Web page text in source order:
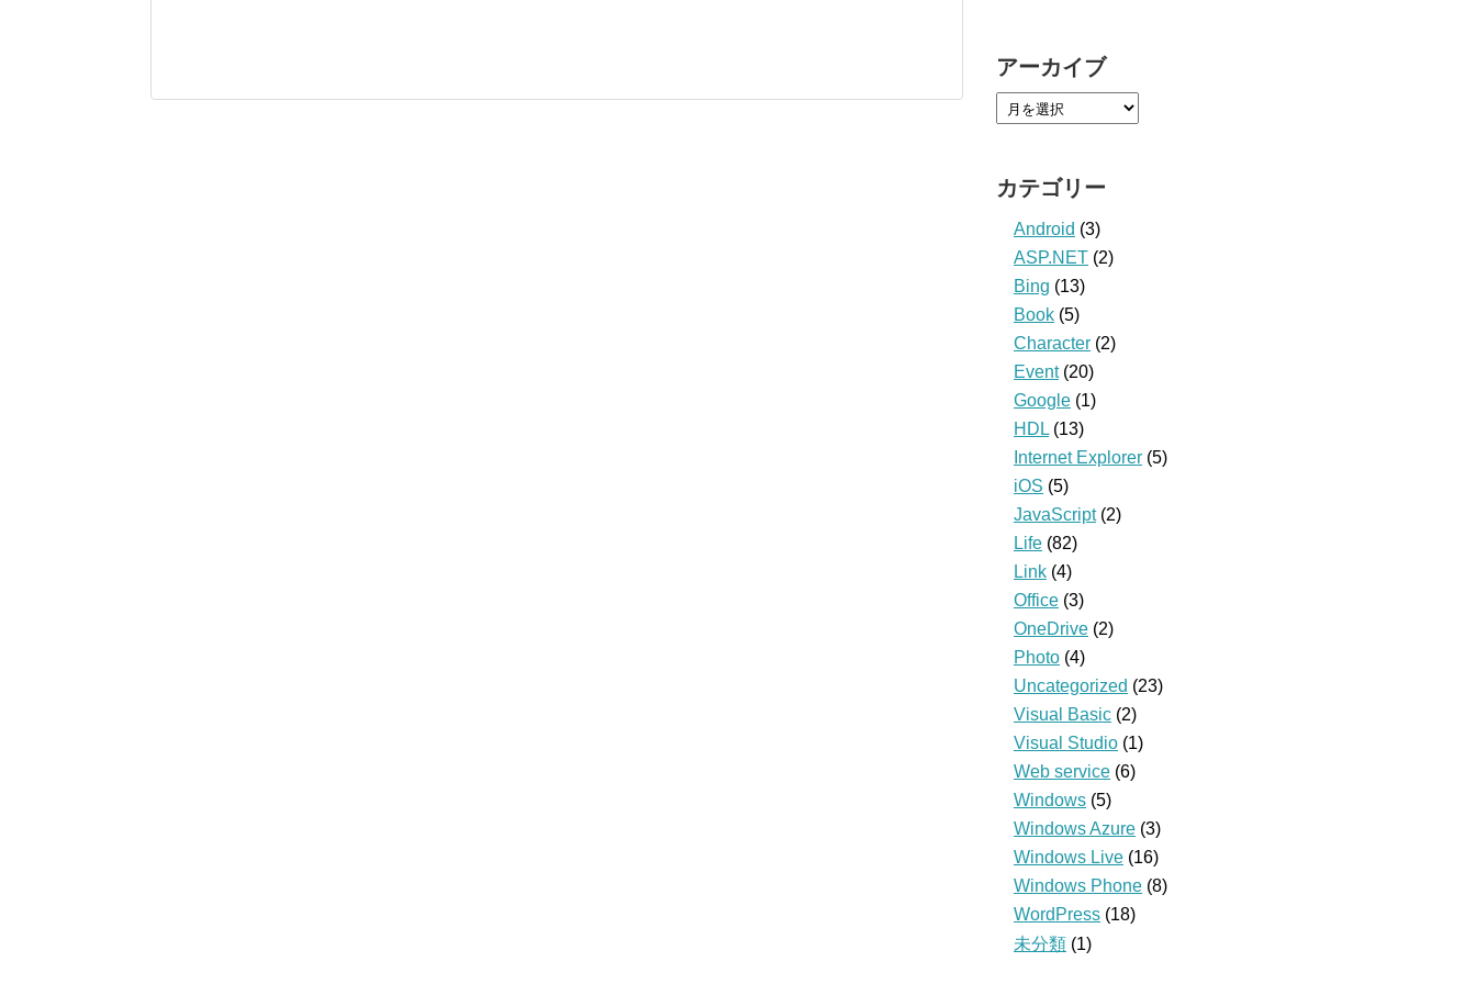
アーカイブ
カテゴリー
Android (3)
ASP.NET (2)
Bing (13)
Book (5)
Character (2)
Event(20)
Google (1)
HDL (13)
Internet Explorer (5)
iOS (5)
JavaScript(2)
Life (82)
Link (4)
Office (3)
OneDrive (2)
Photo (4)
Uncategorized (23)
Visual Basic (2)
Visual Studio (1)
Web service (6)
Windows (5)
Windows Azure (3)
Windows Live (16)
Windows Phone (8)
WordPress (18)
未分類 (1)